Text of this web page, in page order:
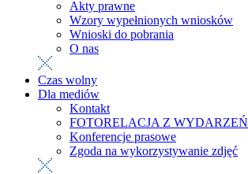
Akty prawne
Wzory wypełnionych wniosków
Wnioski do pobrania
O nas
Czas wolny
Dla mediów
Kontakt
FOTORELACJA Z WYDARZEŃ
Konferencje prasowe
Zgoda na wykorzystywanie zdjęć